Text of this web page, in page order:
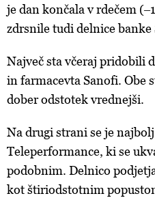
je dan končala v rdečem
zdrsnile tudi delnice banke
Največ sta včeraj pridobili
in farmacevta Sanofi. Obe
dober odstotek vrednejši.
Na drugi strani se je
Teleperformance, ki se
podobnim. Delnico
kot štiriodstotnim